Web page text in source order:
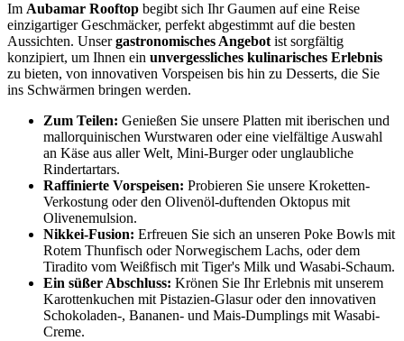
Im Aubamar Rooftop begibt sich Ihr Gaumen auf eine Reise
einzigartiger Geschmäcker, perfekt abgestimmt auf die besten
Aussichten. Unsergastronomisches Angebot ist sorgfältig
konzipiert, um Ihnen ein unvergessliches kulinarisches Erlebnis
zu bieten, von innovativen Vorspeisen bis hin zu Desserts, die Sie
ins Schwärmen bringen werden.
Zum Teilen: Genießen Sie unsere Platten mit iberischen und
mallorquinischen Wurstwaren oder eine vielfältige Auswahl
an Käse aus aller Welt, Mini-Burger oder unglaubliche
Rindertartars.
Raffinierte Vorspeisen: Probieren Sie unsere Kroketten-
Verkostung oder den Olivenöl-duftenden Oktopus mit
Olivenemulsion.
Nikkei-Fusion: Erfreuen Sie sich an unseren Poke Bowls mit
Rotem Thunfisch oder Norwegischem Lachs, oder dem
Tiradito vom Weißfisch mit Tiger's Milk und Wasabi-Schaum.
Ein süßer Abschluss: Krönen Sie Ihr Erlebnis mit unserem
Karottenkuchen mit Pistazien-Glasur oder den innovativen
Schokoladen-, Bananen- und Mais-Dumplings mit Wasabi-
Creme.